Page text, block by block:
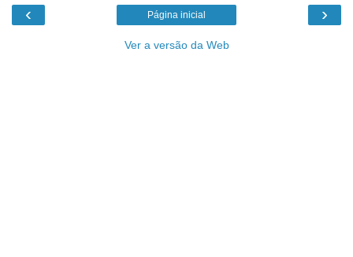
‹ ›
Página inicial
Ver a versão da Web